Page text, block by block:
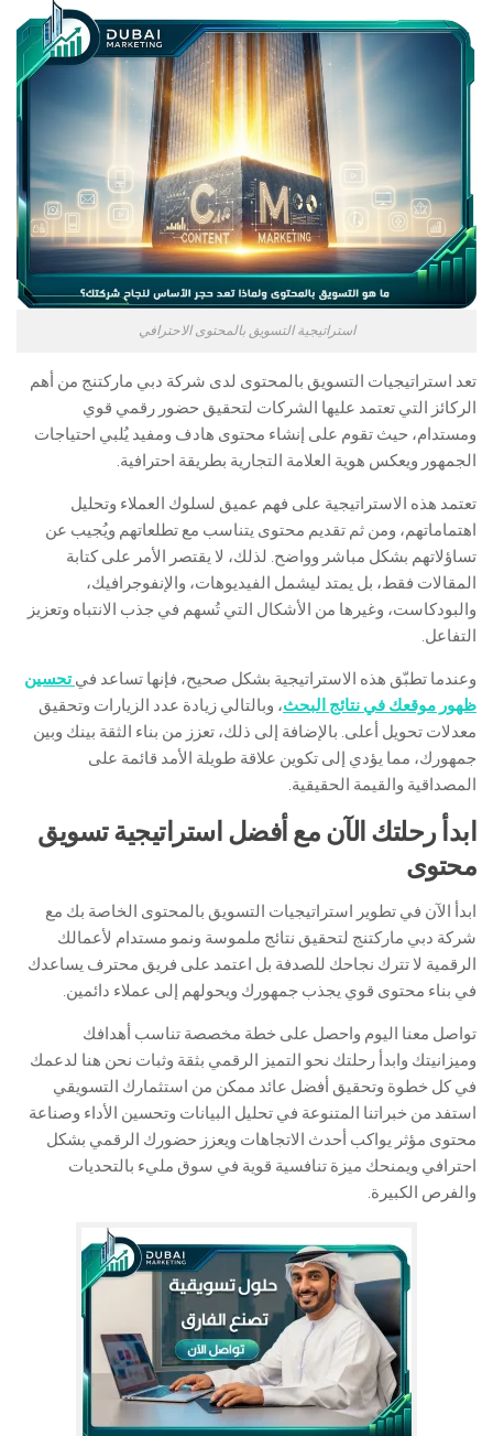
استراتيجية التسويق بالمحتوى الاحترافي
تعد استراتيجيات التسويق بالمحتوى لدى شركة دبي ماركتنج من أهم
الركائز التي تعتمد عليها الشركات لتحقيق حضور رقمي قوي
ومستدام، حيث تقوم على إنشاء محتوى هادف ومفيد يُلبي احتياجات
الجمهور ويعكس هوية العلامة التجارية بطريقة احترافية.
تعتمد هذه الاستراتيجية على فهم عميق لسلوك العملاء وتحليل
اهتماماتهم، ومن ثم تقديم محتوى يتناسب مع تطلعاتهم ويُجيب عن
تساؤلاتهم بشكل مباشر وواضح. لذلك، لا يقتصر الأمر على كتابة
المقالات فقط، بل يمتد ليشمل الفيديوهات، والإنفوجرافيك،
والبودكاست، وغيرها من الأشكال التي تُسهم في جذب الانتباه وتعزيز
التفاعل.
وعندما تطبّق هذه الاستراتيجية بشكل صحيح، فإنها تساعد فيتحسين
ظهور موقعك في نتائج البحث، وبالتالي زيادة عدد الزيارات وتحقيق
معدلات تحويل أعلى. بالإضافة إلى ذلك، تعزز من بناء الثقة بينك وبين
جمهورك، مما يؤدي إلى تكوين علاقة طويلة الأمد قائمة على
المصداقية والقيمة الحقيقية.
ابدأ رحلتك الآن مع أفضل استراتيجية تسويق
محتوى
ابدأ الآن في تطوير استراتيجيات التسويق بالمحتوى الخاصة بك مع
شركة دبي ماركتنج لتحقيق نتائج ملموسة ونمو مستدام لأعمالك
الرقمية لا تترك نجاحك للصدفة بل اعتمد على فريق محترف يساعدك
في بناء محتوى قوي يجذب جمهورك ويحولهم إلى عملاء دائمين.
تواصل معنا اليوم واحصل على خطة مخصصة تناسب أهدافك
وميزانيتك وابدأ رحلتك نحو التميز الرقمي بثقة وثبات نحن هنا لدعمك
في كل خطوة وتحقيق أفضل عائد ممكن من استثمارك التسويقي
استفد من خبراتنا المتنوعة في تحليل البيانات وتحسين الأداء وصناعة
محتوى مؤثر يواكب أحدث الاتجاهات ويعزز حضورك الرقمي بشكل
احترافي ويمنحك ميزة تنافسية قوية في سوق مليء بالتحديات
والفرص الكبيرة.